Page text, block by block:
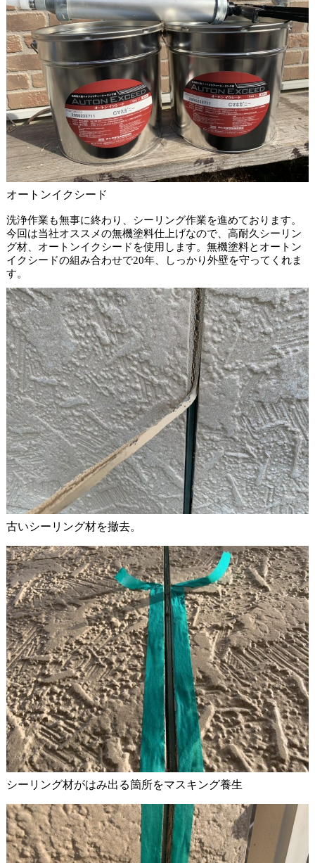
オートンイクシード
洗浄作業も無事に終わり、シーリング作業を進めております。
今回は当社オススメの無機塗料仕上げなので、高耐久シーリン
グ材、オートンイクシードを使用します。無機塗料とオートン
イクシードの組み合わせで20年、しっかり外壁を守ってくれま
す。
古いシーリング材を撤去。
シーリング材がはみ出る箇所をマスキング養生